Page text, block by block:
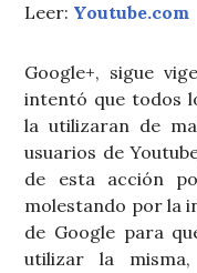
Leer: Youtube.com
Google+, sigue
intentó que todos
la utilizaran de
usuarios de
de esta acción
molestando por la
de Google para
utilizar la